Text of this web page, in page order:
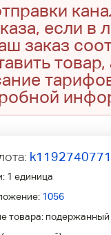
если в
заказ
товар,
k1192740771
1 единица
1056
товара: подержанный